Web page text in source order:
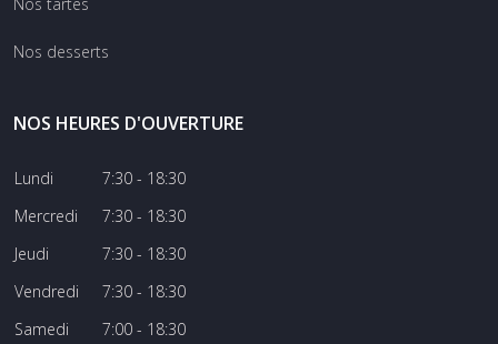
Nos desserts
NOS HEURES D'OUVERTURE
Lundi
Mercredi
Jeudi
Vendredi
Samedi
7:30 - 18:30
7:30 - 18:30
7:30 - 18:30
7:30 - 18:30
7:00 - 18:30